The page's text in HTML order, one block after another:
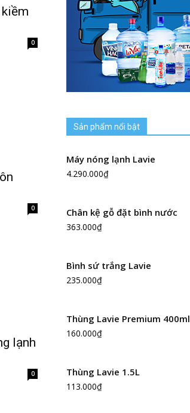
0
0
lạnh
0
Sản phẩm nổi bật
Máy nóng lạnh Lavie
4.290.000₫
Chân kệ gỗ đặt bình nước
363.000₫
Bình sứ trắng Lavie
235.000₫
Thùng Lavie Premium 400ml
160.000₫
Thùng Lavie 1.5L
113.000₫